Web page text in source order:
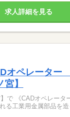
求人詳細を見る
オペレータ
】
で 《CADオペレータ